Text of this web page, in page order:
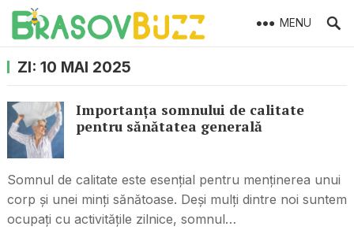
MENU
ZI: 10 MAI 2025
Importanța somnului de calitate
pentru sănătatea generală
Somnul de calitate este esențial pentru menținerea unui
corp și unei minți sănătoase. Deși mulți dintre noi suntem
ocupați cu activitățile zilnice, somnul…